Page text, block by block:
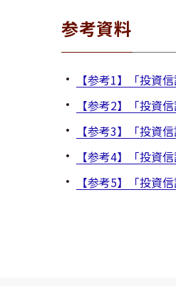
参考資料
【参考1】「投資
【参考2】「投資
【参考3】「投資
【参考4】「投資
【参考5】「投資